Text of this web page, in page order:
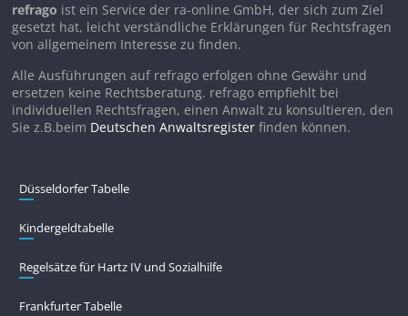
refrago ist ein Service der ra-online GmbH, der sich zum Ziel
gesetzt hat, leicht verständliche Erklärungen für Rechtsfragen
von allgemeinem Interesse zu finden.
Alle Ausführungen auf refrago erfolgen ohne Gewähr und
ersetzen keine Rechtsberatung. refrago empfiehlt bei
individuellen Rechtsfragen, einen Anwalt zu konsultieren, den
Sie z.B.beim Deutschen Anwaltsregister finden können.
Düsseldorfer Tabelle
Kindergeldtabelle
Regelsätze für Hartz IV und Sozialhilfe
Frankfurter Tabelle